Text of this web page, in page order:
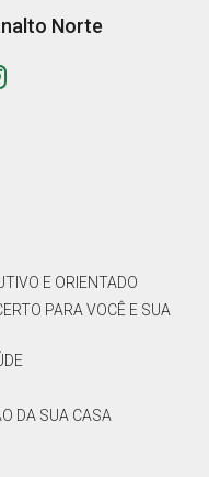
Norte
E ORIENTADO
PARA VOCÊ E SUA
DA SUA CASA